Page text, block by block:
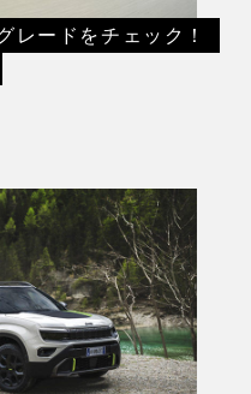
レードをチェック！